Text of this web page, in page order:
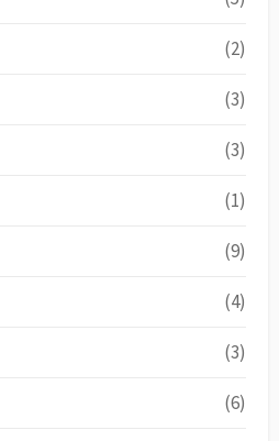
(2)
(3)
(3)
(1)
(9)
(4)
(3)
(6)